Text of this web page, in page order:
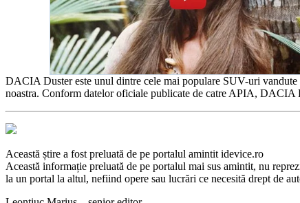
DACIA Duster este unul dintre cele mai populare SUV-uri
noastra. Conform datelor oficiale publicate de catre APIA,
Această știre a fost preluată de pe portalul amintit idevice.ro
Această informație preluată de pe portalul mai sus amintit, nu
la un portal la altul, nefiind opere sau lucrări ce necesită drept de